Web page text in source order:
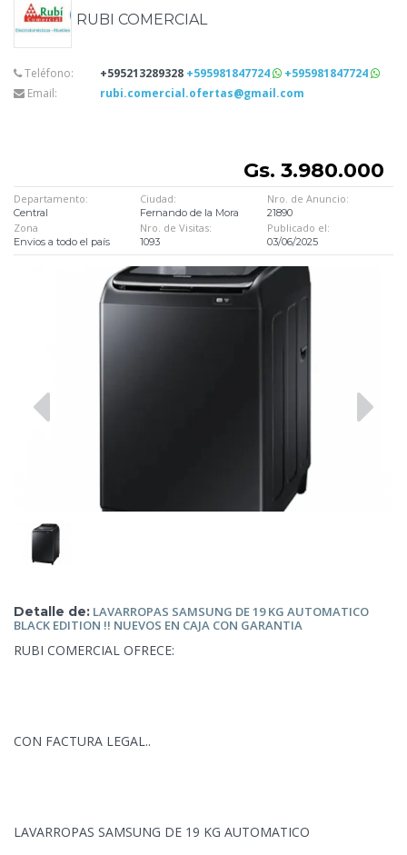
RUBI COMERCIAL
Teléfono: +595213289328 +595981847724
+595981847724
Email:
rubi.comercial.ofertas@gmail.com
Gs. 3.980.000
Departamento:
Central
Ciudad:
Fernando de la Mora
Nro. de Anuncio:
21890
Zona
Envios a todo el país
Nro. de Visitas:
1093
Publicado el:
03/06/2025
Detalle de: LAVARROPAS SAMSUNG DE 19 KG AUTOMATICO
BLACK EDITION !! NUEVOS EN CAJA CON GARANTIA
RUBI COMERCIAL OFRECE:
CON FACTURA LEGAL..
LAVARROPAS SAMSUNG DE 19 KG AUTOMATICO